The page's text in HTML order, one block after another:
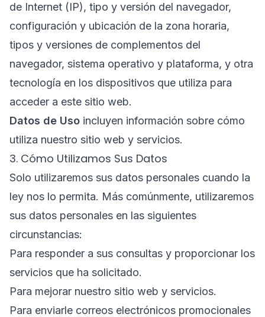
de Internet (IP), tipo y versión del navegador,
configuración y ubicación de la zona horaria,
tipos y versiones de complementos del
navegador, sistema operativo y plataforma, y otra
tecnología en los dispositivos que utiliza para
acceder a este sitio web.
Datos de Uso incluyen información sobre cómo
utiliza nuestro sitio web y servicios.
3. Cómo Utilizamos Sus Datos
Solo utilizaremos sus datos personales cuando la
ley nos lo permita. Más comúnmente, utilizaremos
sus datos personales en las siguientes
circunstancias:
Para responder a sus consultas y proporcionar los
servicios que ha solicitado.
Para mejorar nuestro sitio web y servicios.
Para enviarle correos electrónicos promocionales